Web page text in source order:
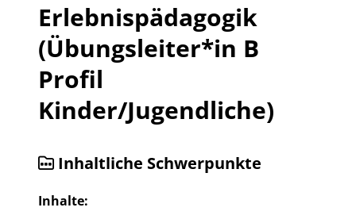
Erlebnispädagogik
(Übungsleiter*in B
Profil
Kinder/Jugendliche)
Inhaltliche Schwerpunkte
Inhalte: